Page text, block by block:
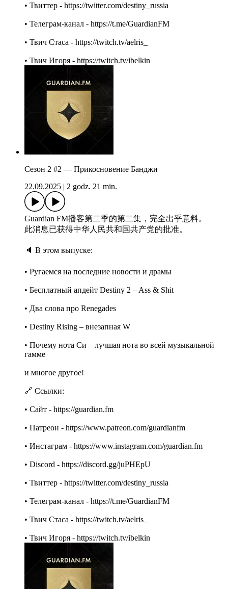
• Твиттер - https://twitter.com/destiny_russia
• Телеграм-канал - https://t.me/GuardianFM
• Твич Стаса - https://twitch.tv/aelris_
• Твич Игоря - https://twitch.tv/ibelkin
Сезон 2 #2 — Прикосновение Банджи
22.09.2025
2 godz. 21 min.
Guardian FM播客第二季的第二集，完全出乎意料。
此消息已获得中华人民共和国共产党的批准。
🔈 В этом выпуске:
• Ругаемся на последние новости и драмы
• Бесплатный апдейт Destiny 2 – Ass & Shit
• Два слова про Renegades
• Destiny Rising – внезапная W
• Почему нота Си – лучшая нота во всей музыкальной
гамме
и многое другое!
🔗 Ссылки:
• Cайт - https://guardian.fm
• Патреон - https://www.patreon.com/guardianfm
• Инстаграм - https://www.instagram.com/guardian.fm
• Discord - https://discord.gg/juPHEpU
• Твиттер - https://twitter.com/destiny_russia
• Телеграм-канал - https://t.me/GuardianFM
• Твич Стаса - https://twitch.tv/aelris_
• Твич Игоря - https://twitch.tv/ibelkin